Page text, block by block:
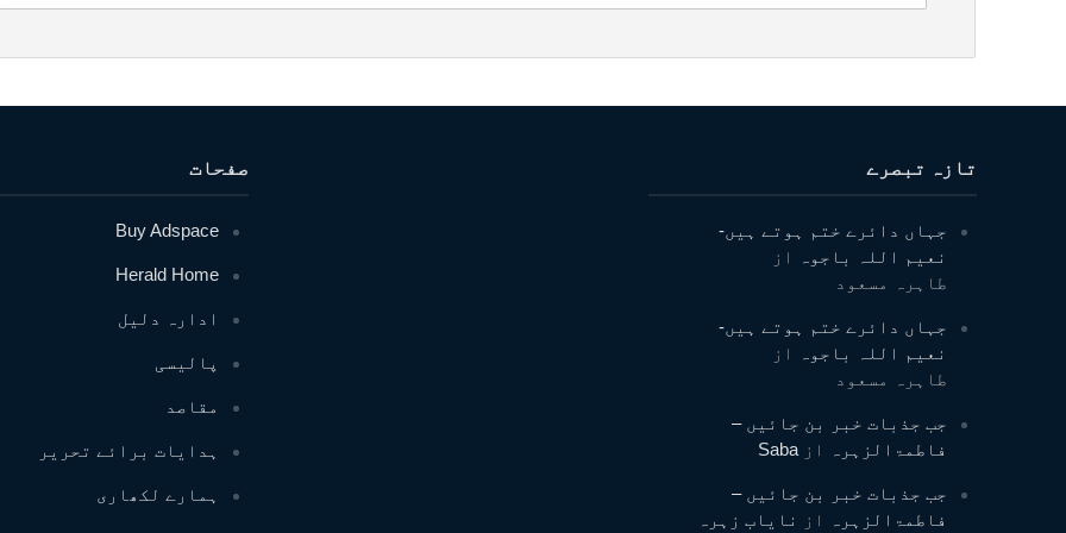
صفحات
Buy Adspace
Herald Home
ادارہ دلیل
پالیسی
مقاصد
ہدایات برائے تحریر
ہمارے لکھاری
تازہ تبصرے
جہاں دائرے ختم ہوتے ہیں-
نعیم اللہ باجوہ
از
طاہرہ مسعود
جہاں دائرے ختم ہوتے ہیں-
نعیم اللہ باجوہ
از
طاہرہ مسعود
جب جذبات خبر بن جائیں –
فاطمۃالزہرہ
ازSaba
جب جذبات خبر بن جائیں –
فاطمۃالزہرہ
از نایاب زہرہ